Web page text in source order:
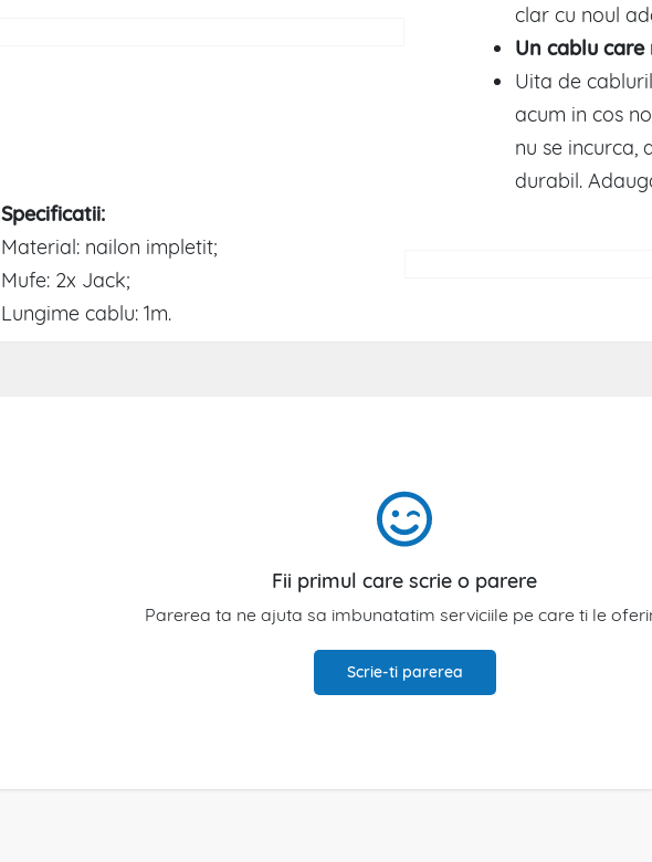
clar cu noul
Un cablu care
Uita de
acum in cos
nu se incurca,
durabil.
Specificatii:
Material: nailon impletit;
Mufe: 2x Jack;
Lungime cablu: 1m.
Fii primul care scrie o parere
Parerea ta ne ajuta sa imbunatatim serviciile pe care ti le
Scrie-ti parerea